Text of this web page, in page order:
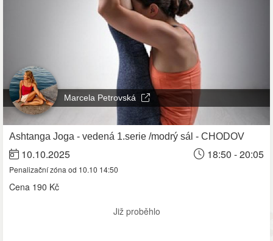
Marcela Petrovská
Ashtanga Joga - vedená 1.serie /modrý sál - CHODOV
10.10.2025 18:50 - 20:05
Penalizační zóna od 10.10 14:50
Cena 190 Kč
Již proběhlo